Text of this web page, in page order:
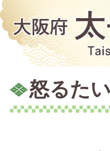
怒るた